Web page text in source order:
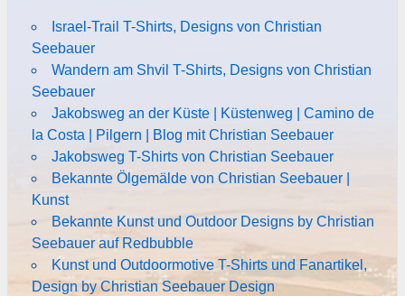
Israel-Trail T-Shirts, Designs von Christian
Seebauer
Wandern am Shvil T-Shirts, Designs von Christian
Seebauer
Jakobsweg an der Küste | Küstenweg | Camino de
la Costa | Pilgern | Blog mit Christian Seebauer
Jakobsweg T-Shirts von Christian Seebauer
Bekannte Ölgemälde von Christian Seebauer |
Kunst
Bekannte Kunst und Outdoor Designs by Christian
Seebauer auf Redbubble
Kunst und Outdoormotive T-Shirts und Fanartikel,
Design by Christian Seebauer Design